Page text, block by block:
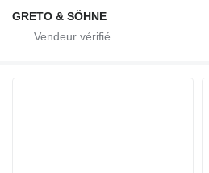
GRETO & SÖHNE